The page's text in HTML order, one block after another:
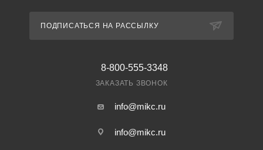
ПОДПИСАТЬСЯ НА РАССЫЛКУ
8-800-555-3348
ЗАКАЗАТЬ ЗВОНОК
info@mikc.ru
info@mikc.ru